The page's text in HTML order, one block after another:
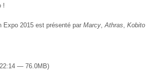
!
Expo 2015 est présenté par Marcy,Athras, Kobito
— 76.0MB)